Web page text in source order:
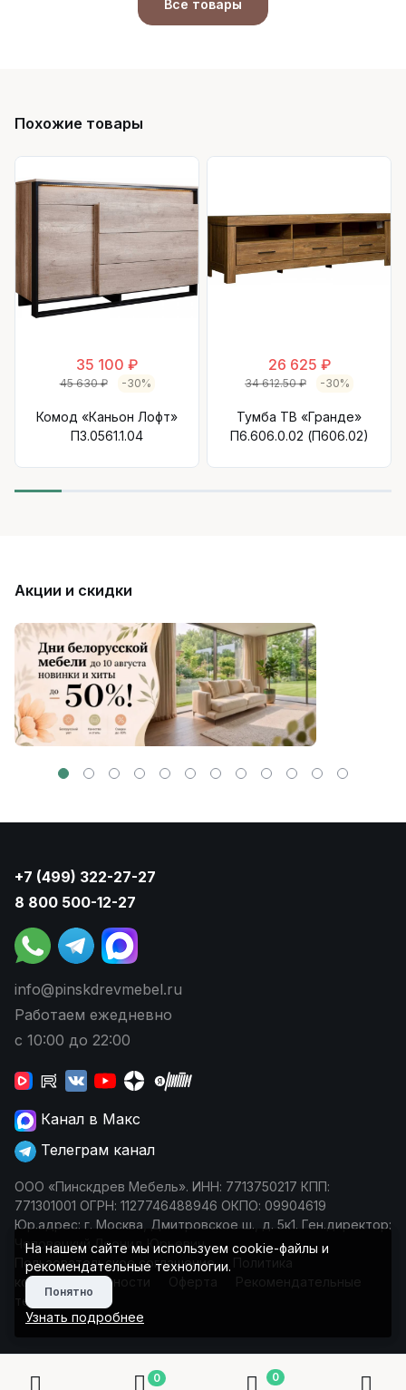
Все товары
Похожие товары
35 100 ₽
45 630 ₽ -30%
Комод «Каньон Лофт»
П3.0561.1.04
26 625 ₽
34 612.50 ₽ -30%
Тумба ТВ «Гранде»
П6.606.0.02 (П606.02)
Акции и скидки
+7 (499) 322-27-27
8 800 500-12-27
info@pinskdrevmebel.ru
Работаем ежедневно
с 10:00 до 22:00
Канал в Макс
Телеграм канал
ООО «Пинскдрев Мебель». ИНН: 7713750217 КПП:
771301001 ОГРН: 1127746488946 ОКПО: 09904619
Юр.адрес: г. Москва, Дмитровское ш., д. 5к1. Ген.директор:
Чеповецкий Леонид Юрьевич
Пользовательское соглашение
Политика
конфиденциальности
Оферта
Рекомендательные
технологии
0 0
На нашем сайте мы используем cookie-файлы и
рекомендательные технологии.
Понятно
Узнать подробнее